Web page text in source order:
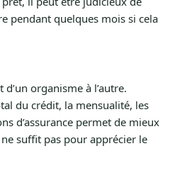
pendant quelques mois si cela
organisme à l’autre.
du crédit, la mensualité, les
d’assurance permet de mieux
suffit pas pour apprécier le